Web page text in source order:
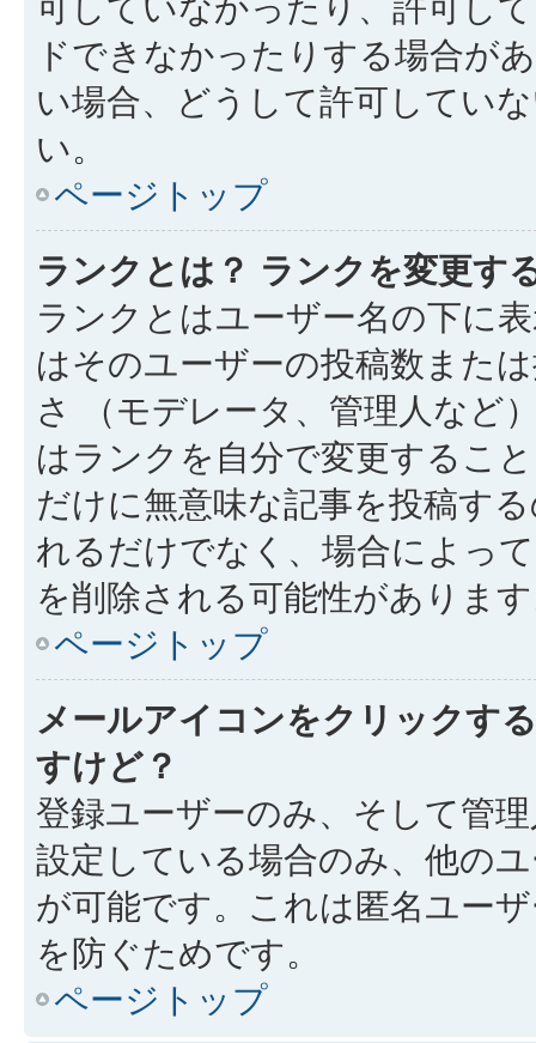
ドできなかったりする場合が
い場合、どうして許可してい
い。
ページトップ
ランクとは？ ランクを変更す
ランクとはユーザー名の下に
はそのユーザーの投稿数また
さ （モデレータ、管理人など
はランクを自分で変更するこ
だけに無意味な記事を投稿す
れるだけでなく、場合によっ
を削除される可能性がありま
ページトップ
メールアイコンをクリックす
すけど？
登録ユーザーのみ、そして管
設定している場合のみ、他の
が可能です。これは匿名ユー
を防ぐためです。
ページトップ